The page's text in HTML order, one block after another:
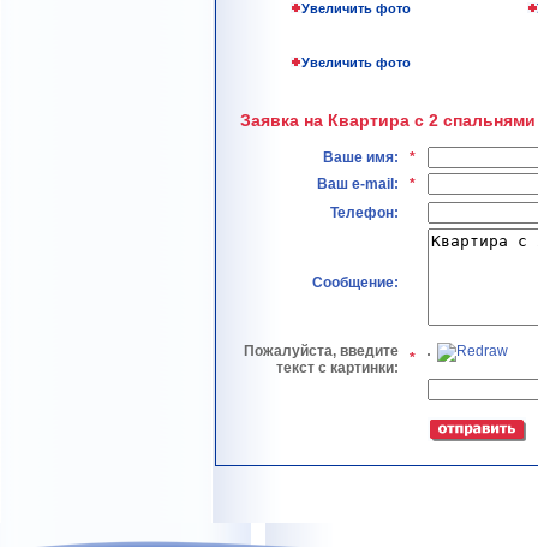
Увеличить фото
Увеличить фото
Заявка на Квартира с 2
Ваше имя:
*
Ваш e-mail:
*
Телефон:
Сообщение:
Пожалуйста, введите
текст с картинки:
*